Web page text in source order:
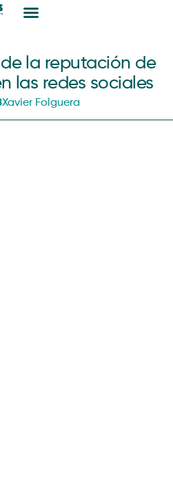
la reputación de
las redes sociales
Xavier Folguera